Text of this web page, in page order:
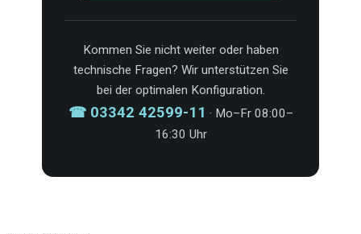
Kommen Sie nicht weiter oder haben
technische Fragen? Wir unterstützen Sie
bei der optimalen Konfiguration.
☎ 03342 42599-11 · Mo–Fr 08:00–
16:30 Uhr